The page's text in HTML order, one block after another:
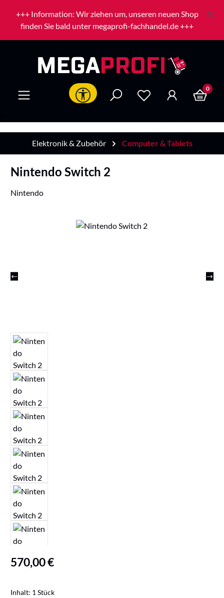
Zum Hauptinhalt springen
+++ Information: Wir ziehen um, unseren neuen Shop
finden Sie bald unter megaprofi-fachhandel.de +++
Werkzeugleiste anzeigen 0
Elektronik & Zubehör Computer & Tablets
Nintendo Switch 2
Nintendo
Bildergalerie überspringen
Regulärer Preis:
570,00 €
Inhalt: 1 Stück